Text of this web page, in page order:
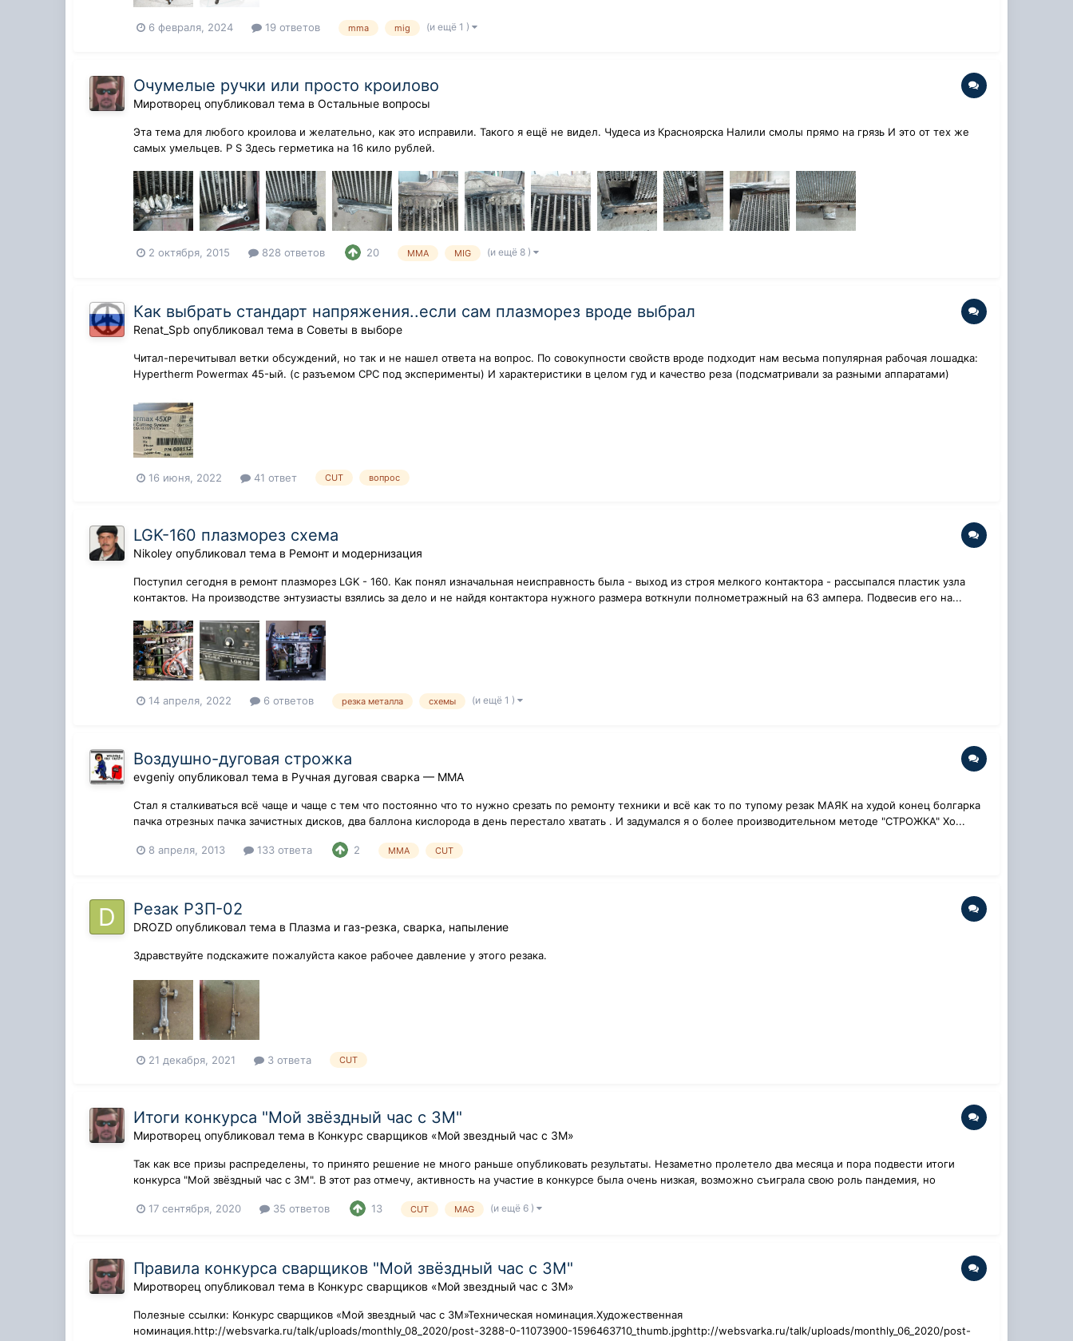
6 февраля, 2024 19 ответов mma mig (и ещё 1 )
Очумелые ручки или просто кроилово
Миротворец опубликовал тема вОстальные вопросы
Эта тема для любого кроилова и желательно, как это исправили. Такого я ещё не видел. Чудеса из Красноярска Налили смолы прямо на грязь И это от тех же
самых умельцев. P S Здесь герметика на 16 кило рублей.
2 октября, 2015 828 ответов 20 MMA MIG (и ещё 8 )
Как выбрать стандарт напряжения..если сам плазморез вроде выбрал
Renat_Spb опубликовал тема вСоветы в выборе
Читал-перечитывал ветки обсуждений, но так и не нашел ответа на вопрос. По совокупности свойств вроде подходит нам весьма популярная рабочая лошадка:
Hypertherm Powermax 45-ый. (с разъемом CPC под эксперименты) И характеристики в целом гуд и качество реза (подсматривали за разными аппаратами)
16 июня, 2022 41 ответ CUT вопрос
LGK-160 плазморез схема
Nikoley опубликовал тема в Ремонт и модернизация
Поступил сегодня в ремонт плазморез LGK - 160. Как понял изначальная неисправность была - выход из строя мелкого контактора - рассыпался пластик узла
контактов. На производстве энтузиасты взялись за дело и не найдя контактора нужного размера воткнули полнометражный на 63 ампера. Подвесив его на...
14 апреля, 2022 6 ответов резка металла схемы (и ещё 1 )
Воздушно-дуговая строжка
evgeniy опубликовал тема в Ручная дуговая сварка — ММA
Стал я сталкиваться всё чаще и чаще с тем что постоянно что то нужно срезать по ремонту техники и всё как то по тупому резак МАЯК на худой конец болгарка
пачка отрезных пачка зачистных дисков, два баллона кислорода в день перестало хватать . И задумался я о более производительном методе "СТРОЖКА" Хо...
8 апреля, 2013 133 ответа 2 MMA CUT
Резак РЗП-02
DROZD опубликовал тема в Плазма и газ-резка, сварка, напыление
Здравствуйте подскажите пожалуйста какое рабочее давление у этого резака.
21 декабря, 2021 3 ответа CUT
Итоги конкурса "Мой звёздный час с 3М"
Миротворец опубликовал тема в Конкурс сварщиков «Мой звездный час с 3М»
Так как все призы распределены, то принято решение не много раньше опубликовать результаты. Незаметно пролетело два месяца и пора подвести итоги
конкурса "Мой звёздный час с 3М". В этот раз отмечу, активность на участие в конкурсе была очень низкая, возможно съиграла свою роль пандемия, но
17 сентября, 2020
35 ответов 13 CUT MAG (и ещё 6 )
Правила конкурса сварщиков "Мой звёздный час с 3М"
Миротворец опубликовал тема в Конкурс сварщиков «Мой звездный час с 3М»
Полезные ссылки: Конкурс сварщиков «Мой звездный час с 3М»Техническая номинация.Художественная
номинация.http://websvarka.ru/talk/uploads/monthly_08_2020/post-3288-0-11073900-1596463710_thumb.jpghttp://websvarka.ru/talk/uploads/monthly_06_2020/post-